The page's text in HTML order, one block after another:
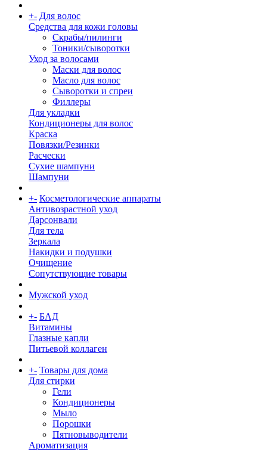
+- Для волос
Средства для кожи головы
Скрабы/пилинги
Тоники/сыворотки
Уход за волосами
Маски для волос
Масло для волос
Сыворотки и спреи
Филлеры
Для укладки
Кондиционеры для волос
Краска
Повязки/Резинки
Расчески
Сухие шампуни
Шампуни
+- Косметологические аппараты
Антивозрастной уход
Дарсонвали
Для тела
Зеркала
Накидки и подушки
Очищение
Сопутствующие товары
Мужской уход
+- БАД
Витамины
Глазные капли
Питьевой коллаген
+- Товары для дома
Для стирки
Гели
Кондиционеры
Мыло
Порошки
Пятновыводители
Ароматизация